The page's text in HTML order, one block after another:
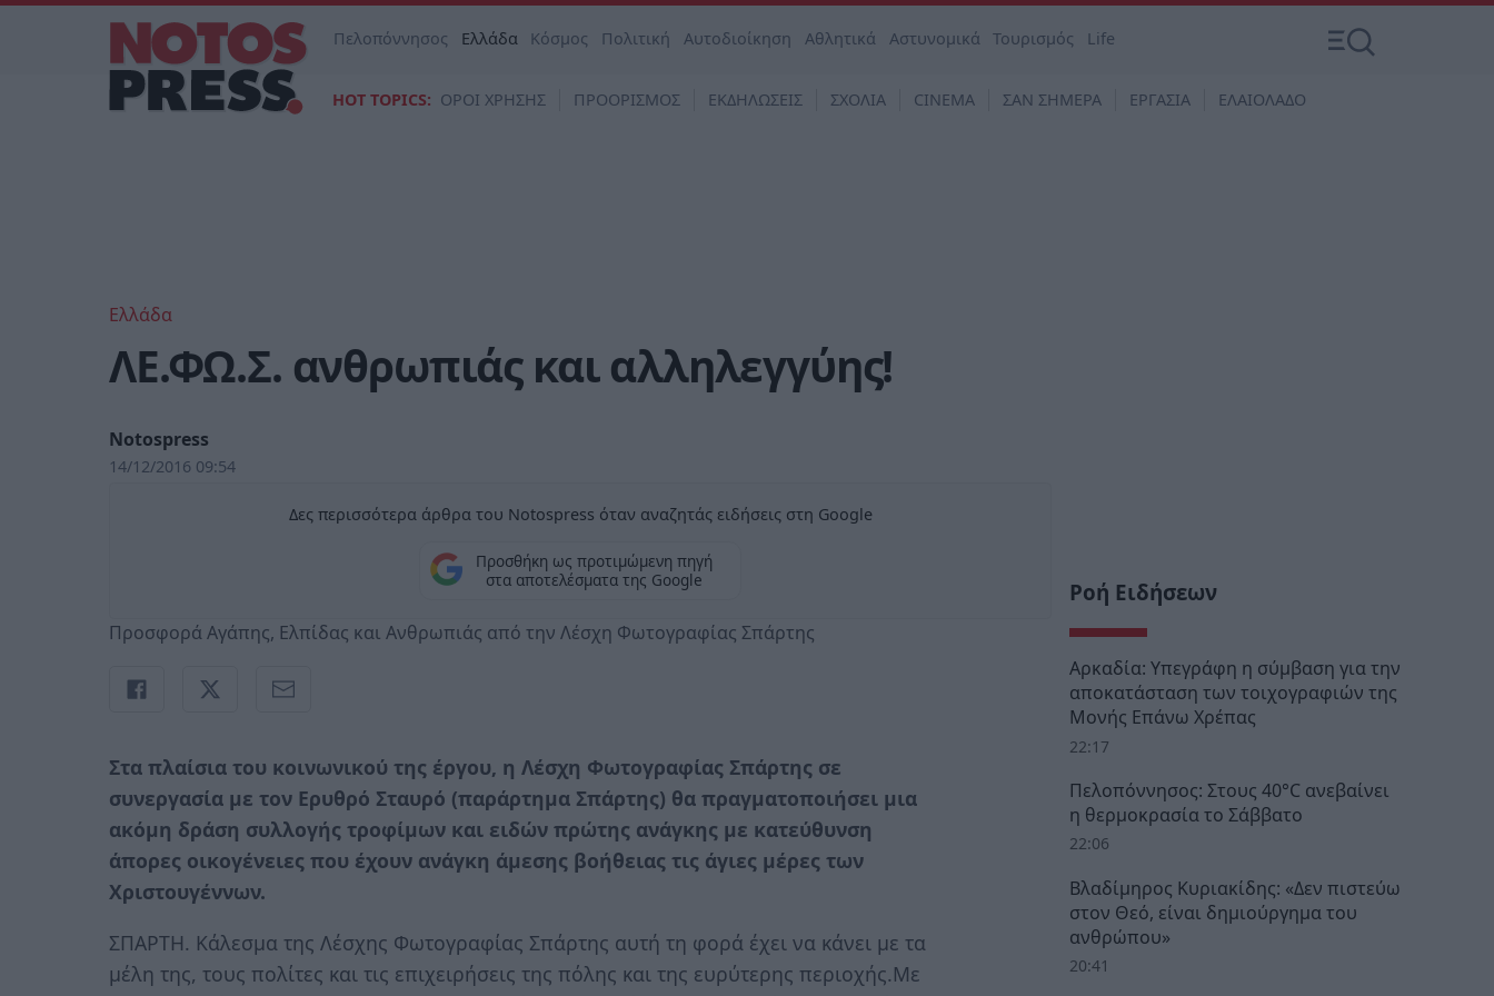
Πελοπόννησος Ελλάδα Κόσμος Πολιτική Αυτοδιοίκηση Αθλητικά Αστυνομικά Τουρισμός Life
HOT TOPICS: ΟΡΟΙ ΧΡΗΣΗΣ ΠΡΟΟΡΙΣΜΟΣ ΕΚΔΗΛΩΣΕΙΣ ΣΧΟΛΙΑ CINEMA ΣΑΝ ΣΗΜΕΡΑ ΕΡΓΑΣΙΑ ΕΛΑΙΟΛΑΔΟ
Ελλάδα
ΛΕ.ΦΩ.Σ. ανθρωπιάς και αλληλεγγύης!
Notospress
14/12/2016 09:54
Δες περισσότερα άρθρα του Notospress όταν αναζητάς ειδήσεις στη Google
Προσθήκη ως προτιμώμενη πηγή
στα αποτελέσματα της Google
Προσφορά Αγάπης, Ελπίδας και Ανθρωπιάς από την Λέσχη Φωτογραφίας Σπάρτης
Στα πλαίσια του κοινωνικού της έργου, η Λέσχη Φωτογραφίας Σπάρτης σε
συνεργασία με τον Ερυθρό Σταυρό (παράρτημα Σπάρτης) θα πραγματοποιήσει μια
ακόμη δράση συλλογής τροφίμων και ειδών πρώτης ανάγκης με κατεύθυνση
άπορες οικογένειες που έχουν ανάγκη άμεσης βοήθειας τις άγιες μέρες των
Χριστουγέννων.
ΣΠΑΡΤΗ. Κάλεσμα της Λέσχης Φωτογραφίας Σπάρτης αυτή τη φορά έχει να κάνει με τα
μέλη της, τους πολίτες και τις επιχειρήσεις της πόλης και της ευρύτερης περιοχής.Με
Ροή Ειδήσεων
Αρκαδία: Υπεγράφη η σύμβαση για την
αποκατάσταση των τοιχογραφιών της
Μονής Επάνω Χρέπας
22:17
Πελοπόννησος: Στους 40°C ανεβαίνει
η θερμοκρασία το Σάββατο
22:06
Βλαδίμηρος Κυριακίδης: «Δεν πιστεύω
στον Θεό, είναι δημιούργημα του
ανθρώπου»
20:41